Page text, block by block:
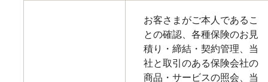
お客さまがご本人であるこ
との確認、各種保険のお見
積り・締結・契約管理、当
社と取引のある保険会社の
商品・サービスの照会、当